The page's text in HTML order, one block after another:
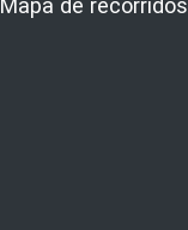
Mapa de recorridos